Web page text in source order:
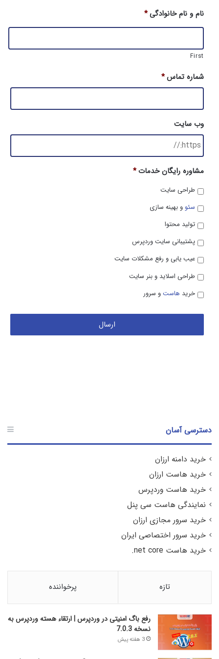
نام و نام خانوادگی*
First
شماره تماس*
وب سایت
مشاوره رایگان خدمات*
طراحی سایت
سئو و بهینه سازی
تولید محتوا
پشتیبانی سایت وردپرس
عیب یابی و رفع مشکلات سایت
طراحی اسلاید و بنر سایت
خرید هاستو سرور
دسترسی آسان
خرید دامنه ارزان
خرید هاست ارزان
خرید هاست وردپرس
نمایندگی هاست سی پنل
خرید سرور مجازی ارزان
خرید سرور اختصاصی ایران
خرید هاست net core.
تازه پرخواننده
رفع باگ امنیتی در وردپرس | ارتقاء هسته وردپرس به
نسخه 7.0.3
3 هفته پیش